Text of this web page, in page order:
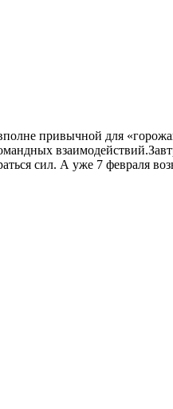
привычной для
сил. А уже 7 февраля